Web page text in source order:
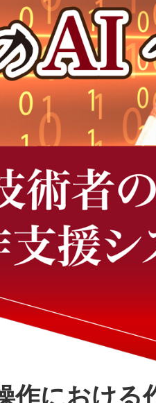
作における